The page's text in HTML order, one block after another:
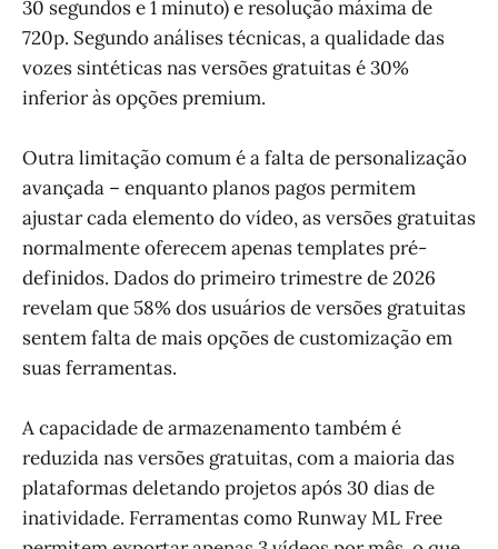
30 segundos e 1 minuto) e resolução máxima de
720p. Segundo análises técnicas, a qualidade das
vozes sintéticas nas versões gratuitas é 30%
inferior às opções premium.
Outra limitação comum é a falta de personalização
avançada – enquanto planos pagos permitem
ajustar cada elemento do vídeo, as versões gratuitas
normalmente oferecem apenas templates pré-
definidos. Dados do primeiro trimestre de 2026
revelam que 58% dos usuários de versões gratuitas
sentem falta de mais opções de customização em
suas ferramentas.
A capacidade de armazenamento também é
reduzida nas versões gratuitas, com a maioria das
plataformas deletando projetos após 30 dias de
inatividade. Ferramentas como Runway ML Free